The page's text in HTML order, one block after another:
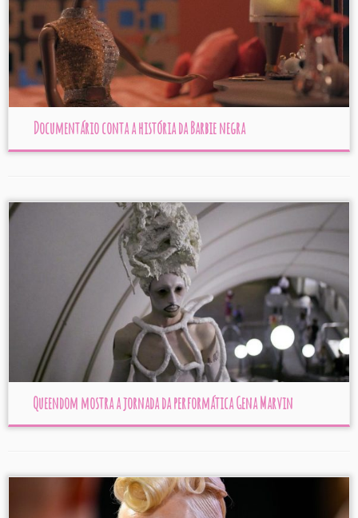
Documentário conta a história da Barbie negra
Queendom mostra a jornada da performática Gena Marvin